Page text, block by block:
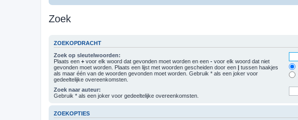
Zoek
ZOEKOPDRACHT
Zoek op sleutelwoorden:
Plaats een + voor elk woord dat gevonden moet worden en een - voor elk woord dat niet
gevonden moet worden. Plaats een lijst met woorden gescheiden door een | tussen haakjes
als maar één van de woorden gevonden moet worden. Gebruik * als een joker voor
gedeeltelijke overeenkomsten.
Zoek naar auteur:
Gebruik * als een joker voor gedeeltelijke overeenkomsten.
ZOEKOPTIES